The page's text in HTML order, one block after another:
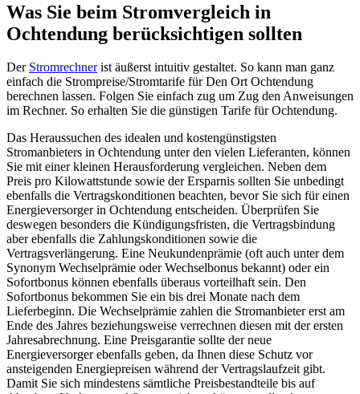
Was Sie beim Stromvergleich in
Ochtendung berücksichtigen sollten
Der Stromrechnerist äußerst intuitiv gestaltet. So kann man ganz
einfach die Strompreise/Stromtarife für Den Ort Ochtendung
berechnen lassen. Folgen Sie einfach zug um Zug den Anweisungen
im Rechner. So erhalten Sie die günstigen Tarife für Ochtendung.
Das Heraussuchen des idealen und kostengünstigsten
Stromanbieters in Ochtendung unter den vielen Lieferanten, können
Sie mit einer kleinen Herausforderung vergleichen. Neben dem
Preis pro Kilowattstunde sowie der Ersparnis sollten Sie unbedingt
ebenfalls die Vertragskonditionen beachten, bevor Sie sich für einen
Energieversorger in Ochtendung entscheiden. Überprüfen Sie
deswegen besonders die Kündigungsfristen, die Vertragsbindung
aber ebenfalls die Zahlungskonditionen sowie die
Vertragsverlängerung. Eine Neukundenprämie (oft auch unter dem
Synonym Wechselprämie oder Wechselbonus bekannt) oder ein
Sofortbonus können ebenfalls überaus vorteilhaft sein. Den
Sofortbonus bekommen Sie ein bis drei Monate nach dem
Lieferbeginn. Die Wechselprämie zahlen die Stromanbieter erst am
Ende des Jahres beziehungsweise verrechnen diesen mit der ersten
Jahresabrechnung. Eine Preisgarantie sollte der neue
Energieversorger ebenfalls geben, da Ihnen diese Schutz vor
ansteigenden Energiepreisen während der Vertragslaufzeit gibt.
Damit Sie sich mindestens sämtliche Preisbestandteile bis auf